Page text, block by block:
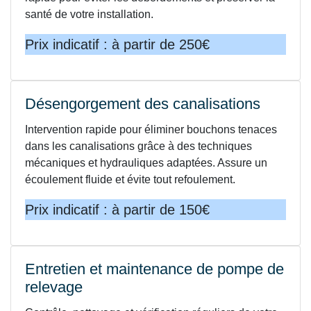
santé de votre installation.
Prix indicatif : à partir de 250€
Désengorgement des canalisations
Intervention rapide pour éliminer bouchons tenaces
dans les canalisations grâce à des techniques
mécaniques et hydrauliques adaptées. Assure un
écoulement fluide et évite tout refoulement.
Prix indicatif : à partir de 150€
Entretien et maintenance de pompe de
relevage